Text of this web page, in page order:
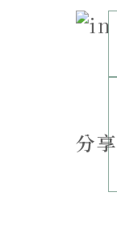
分享